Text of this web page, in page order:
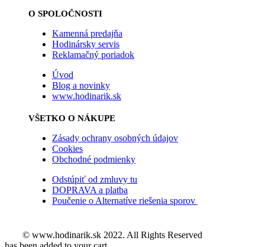
O SPOLOČNOSTI
Kamenná predajňa
Hodinársky servis
Reklamačný poriadok
Úvod
Blog a novinky
www.hodinarik.sk
VŠETKO O NÁKUPE
Zásady ochrany osobných údajov
Cookies
Obchodné podmienky
Odstúpiť od zmluvy tu
DOPRAVA a platba
Poučenie o Alternatíve riešenia sporov
© www.hodinarik.sk 2022. All Rights Reserved